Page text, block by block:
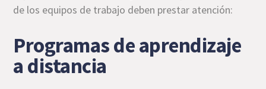
de los equipos de trabajo deben prestar atención:
Programas de aprendizaje
a distancia